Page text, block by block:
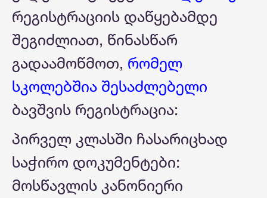
რეგისტრაციის დაწყებამდე
შეგიძლიათ, წინასწარ
გადაამოწმოთ, რომელ
სკოლებშია შესაძლებელი
ბავშვის რეგისტრაცია:
პირველ კლასში ჩასარიცხად
საჭირო დოკუმენტები:
მოსწავლის კანონიერი